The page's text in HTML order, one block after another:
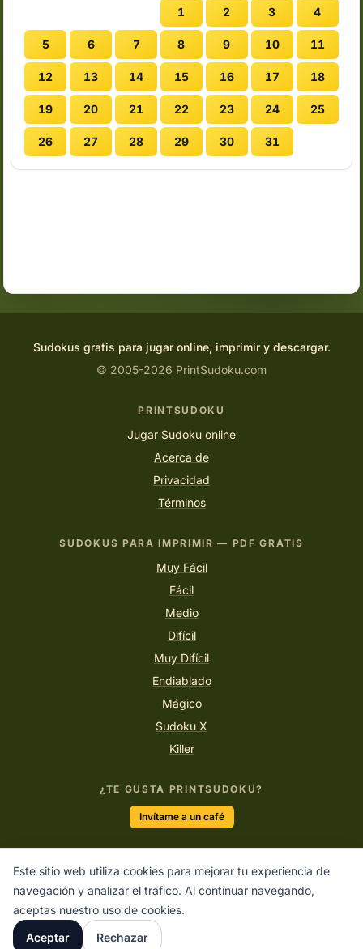
Este sitio web utiliza cookies para mejorar tu experiencia de
navegación y analizar el tráfico. Al continuar navegando,
aceptas nuestro uso de cookies.
Aceptar
Rechazar
1 2 3 4
5 6 7 8 9 10 11
12 13 14 15 16 17 18
19 20 21 22 23 24 25
26 27 28 29 30 31
Sudokus gratis para jugar online, imprimir y descargar.
© 2005-2026 PrintSudoku.com
PRINTSUDOKU
Jugar Sudoku online
Acerca de
Privacidad
Términos
SUDOKUS PARA IMPRIMIR — PDF GRATIS
Muy Fácil
Fácil
Medio
Difícil
Muy Difícil
Endiablado
Mágico
Sudoku X
Killer
¿TE GUSTA PRINTSUDOKU?
Invítame a un café
“El único modo de hacer un gran trabajo es amar lo que
haces.”
STEVE JOBS